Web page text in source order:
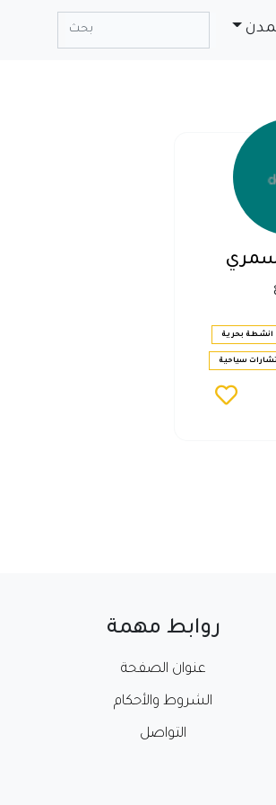
انشطة بحرية
سياحية
روابط مهمة
عنوان الصفحة
الشروط والأحكام
التواصل